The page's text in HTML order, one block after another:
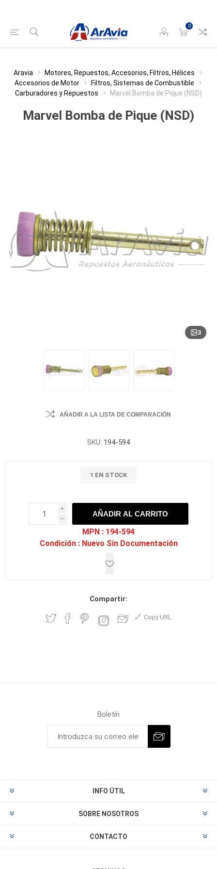
0
Aravia
Motores, Repuestos, Accesorios, Filtros, Hélices
Accesorios de Motor
Filtros, Sistemas de Combustible
Carburadores y Repuestos
Marvel Bomba de Pique (NSD)
Marvel Bomba de Pique (NSD)
3
AÑADIR A LA LISTA DE COMPARACIÓN
SKU: 194-594
1 EN STOCK
i
h
h
AÑADIR AL CARRITO
MPN : 194-594
Condición : Nuevo Sin Documentación
Compartir:
Copy URL
Boletín
INFO ÚTIL
SOBRE NOSOTROS
CONTACTO